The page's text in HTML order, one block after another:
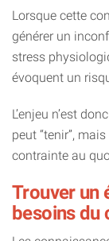
Lorsque cette
générer un
stress
évoquent un
L’enjeu n’est
peut “tenir”,
contrainte au
Trouver un
besoins du